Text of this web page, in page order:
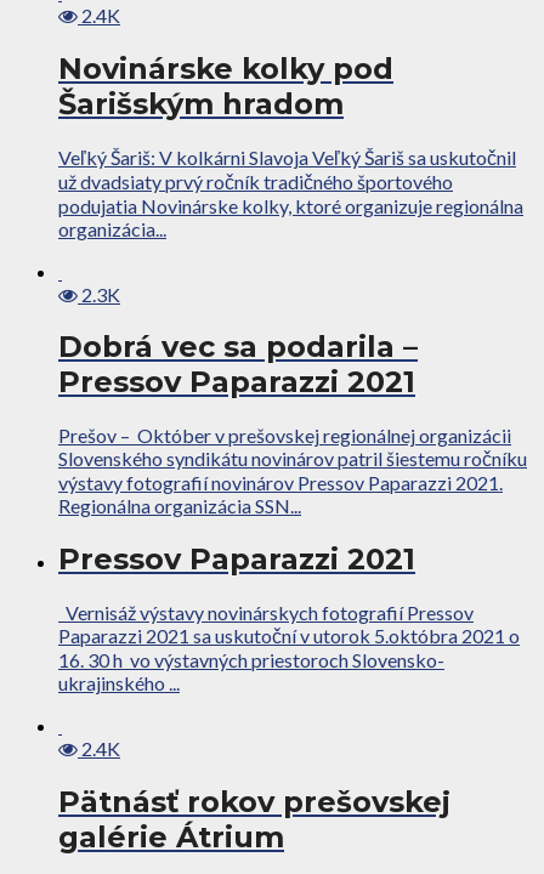
2.4K
Novinárske kolky pod
Šarišským hradom
Veľký Šariš: V kolkárni Slavoja Veľký Šariš sa uskutočnil
už dvadsiaty prvý ročník tradičného športového
podujatia Novinárske kolky, ktoré organizuje regionálna
organizácia...
2.3K
Dobrá vec sa podarila –
Pressov Paparazzi 2021
Prešov – Október v prešovskej regionálnej organizácii
Slovenského syndikátu novinárov patril šiestemu ročníku
výstavy fotografií novinárov Pressov Paparazzi 2021.
Regionálna organizácia SSN...
Pressov Paparazzi 2021
Vernisáž výstavy novinárskych fotografií Pressov
Paparazzi 2021 sa uskutoční v utorok 5.októbra 2021 o
16. 30 h vo výstavných priestoroch Slovensko-
ukrajinského ...
2.4K
Pätnásť rokov prešovskej
galérie Átrium